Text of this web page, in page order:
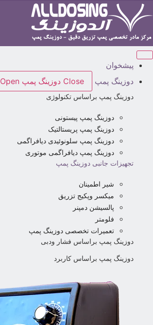
پیشخوان
دوزینگ پمپ
Close دوزینگ پمپ Open دوزینگ پمپ
دوزینگ پمپ براساس تکنولوژی
دوزینگ پمپ پیستونی
دوزینگ پمپ پریستالتیک
دوزینگ پمپ سلونوئیدی دیافراگمی
دوزینگ پمپ دیافراگمی موتوری
تجهیزات جانبی دوزینگ پمپ
شیر اطمینان
میکسر وپکیج تزریق
پالسیشن دمپنر
فلومتر
تعمیرات تخصصی دوزینگ پمپ
دوزینگ پمپ براساس فشار ودبی
دوزینگ پمپ براساس کاربرد